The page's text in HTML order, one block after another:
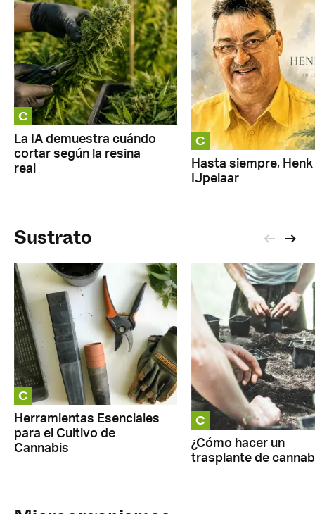
C
La IA demuestra cuándo
cortar según la resina
real
C
Hasta siempre, Henk
IJpelaar
Sustrato
C
Herramientas Esenciales
para el Cultivo de
Cannabis
C
¿Cómo hacer un
trasplante de